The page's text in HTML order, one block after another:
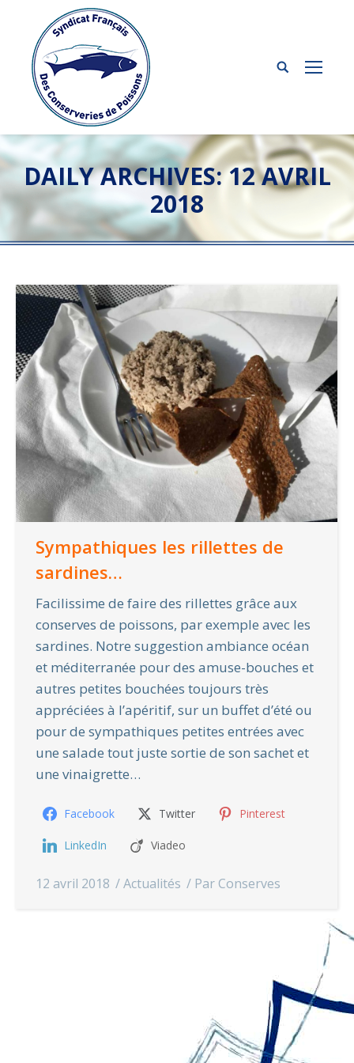
DAILY ARCHIVES:12 AVRIL
2018
Sympathiques les rillettes de
sardines…
Facilissime de faire des rillettes grâce aux
conserves de poissons, par exemple avec les
sardines. Notre suggestion ambiance océan
et méditerranée pour des amuse-bouches et
autres petites bouchées toujours très
appréciées à l’apéritif, sur un buffet d’été ou
pour de sympathiques petites entrées avec
une salade tout juste sortie de son sachet et
une vinaigrette…
Facebook Twitter Pinterest
LinkedIn Viadeo
12 avril 2018 Actualités Par Conserves